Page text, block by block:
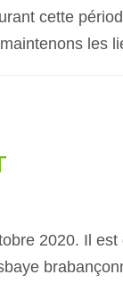
cette
les
2020. Il est